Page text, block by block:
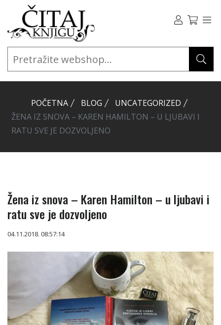
POČETNA BLOG
UNCATEGORIZED
ŽENA IZ SNOVA – KAREN HAMILTON – U LJUBAVI I
RATU SVE JE DOZVOLJENO
Žena iz snova – Karen Hamilton – u ljubavi i
ratu sve je dozvoljeno
04.11.2018. 08:57:14